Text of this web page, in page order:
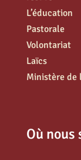
L’éducation
Pastorale
Volontariat
Laïcs
Ministère de
Où nous